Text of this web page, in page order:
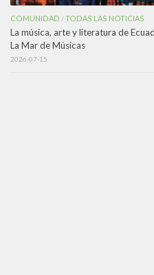
COMUNIDAD /TODAS LAS NOTICIAS
La música, arte y literatura de
La Mar de Músicas
2026-07-15